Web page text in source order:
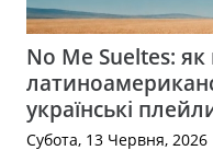
No Me Sueltes:
українські
Субота, 13 Червня, 2026